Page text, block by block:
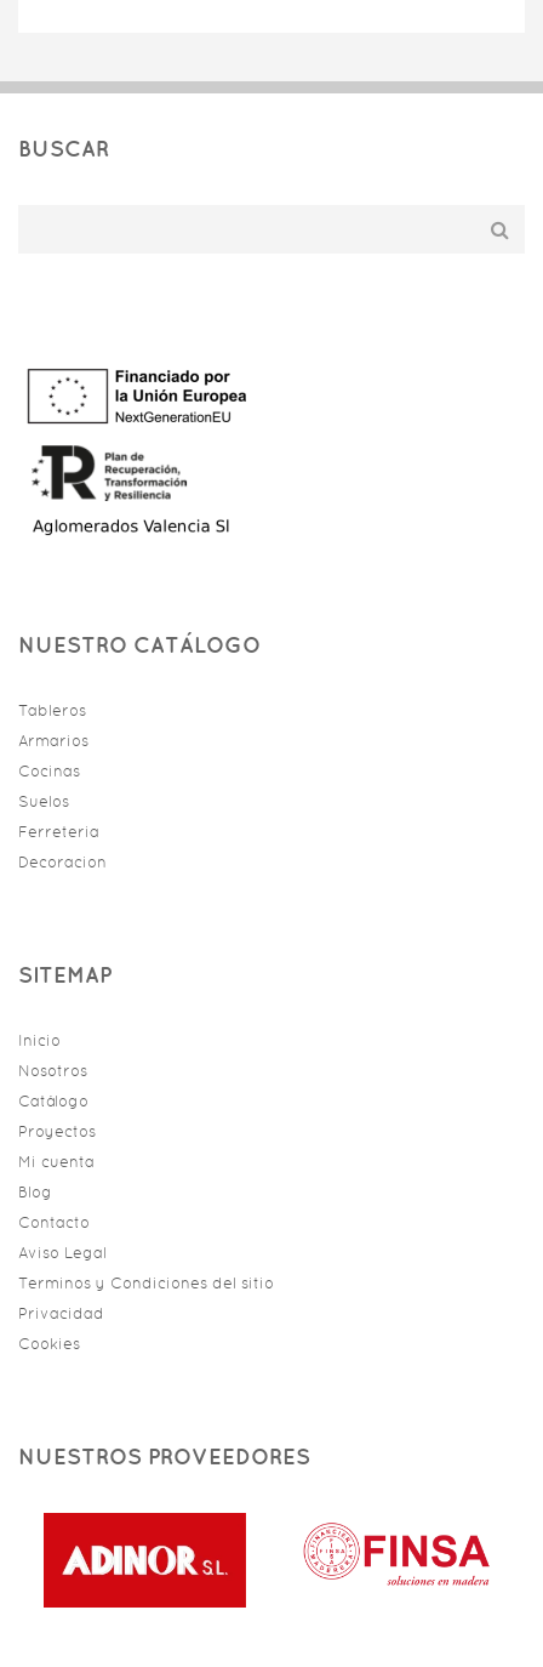
BUSCAR
NUESTRO CATÁLOGO
Tableros
Armarios
Cocinas
Suelos
Ferreteria
Decoracion
SITEMAP
Inicio
Nosotros
Catálogo
Proyectos
Mi cuenta
Blog
Contacto
Aviso Legal
Terminos y Condiciones del sitio
Privacidad
Cookies
NUESTROS PROVEEDORES